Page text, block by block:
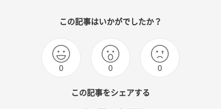
この記事はいかがでしたか？
0 0 0
この記事をシェアする